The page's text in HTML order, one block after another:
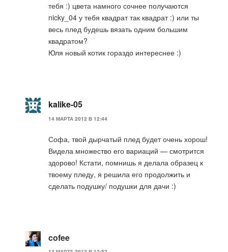
тебя :) цвета намного сочнее получаются
nicky_04 у тебя квадрат так квадрат :) или ты
весь плед будешь вязать одним большим
квадратом?
Юля новый котик гораздо интереснее :)
kalike-05
14 МАРТА 2012 В 12:44
Софа, твой дырчатый плед будет очень хорош!
Видела множество его вариаций — смотрится
здорово! Кстати, помнишь я делала образец к
твоему пледу, я решила его продолжить и
сделать подушку/ подушки для дачи :)
cofee